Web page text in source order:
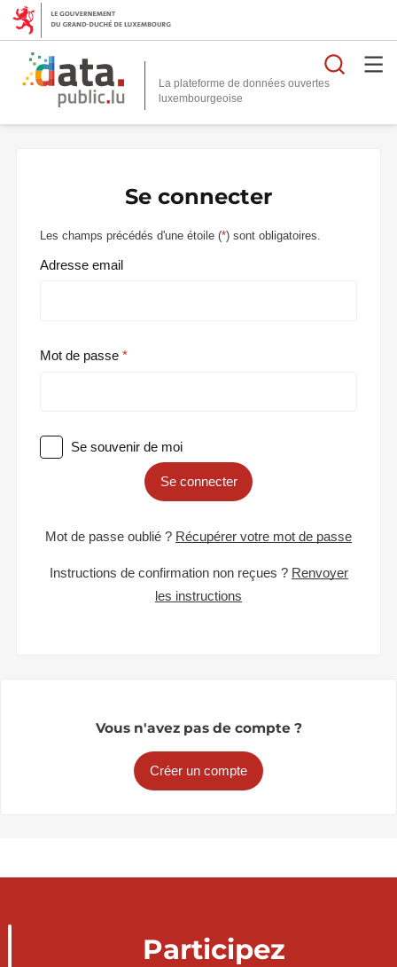
La plateforme de données ouvertes
Se connecter
Les champs précédés d'une étoile (*) sont obligatoires.
Adresse email
Mot de passe
Se souvenir de moi
Se connecter
Mot de passe oublié ? Récupérer votre mot de passe
Instructions de confirmation non reçues ? Renvoyer
les instructions
Vous n'avez pas de compte ?
Créer un compte
Participez